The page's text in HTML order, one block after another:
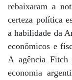
rebaixaram a
certeza política
a habilidade da
econômicos e
A agência
economia